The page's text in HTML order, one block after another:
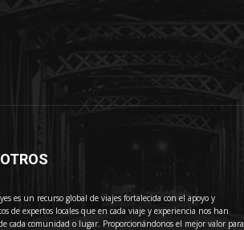
es un recurso global de viajes fortalecida con el apoyo y
de expertos locales que en cada viaje y experiencia nos han
cada comunidad o lugar. Proporcionándonos el mejor valor para